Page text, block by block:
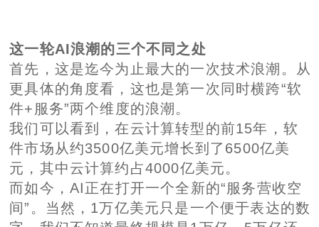
这一轮AI浪潮的三个不同之处
首先，这是迄今为止最大的一次技术浪潮。从
更具体的角度看，这也是第一次同时横跨“软
件+服务”两个维度的浪潮。
我们可以看到，在云计算转型的前15年，软
件市场从约3500亿美元增长到了6500亿美
元，其中云计算约占4000亿美元。
而如今，AI正在打开一个全新的“服务营收空
间”。当然，1万亿美元只是一个便于表达的数